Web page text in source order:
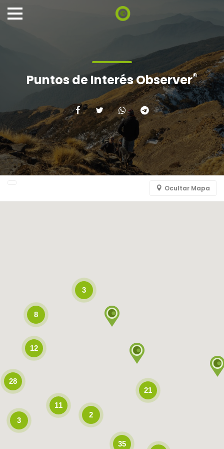
Puntos de Interés Observer®
Ocultar Mapa
35
28
12
21
8
11
3
2
3